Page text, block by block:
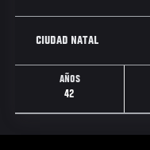
CIUDAD NATAL
AÑOS
42